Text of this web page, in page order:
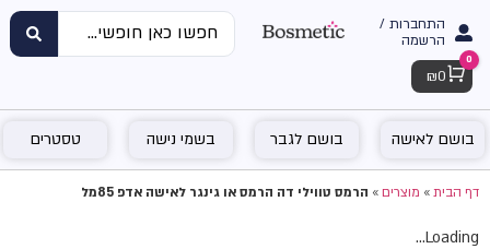
התחברות /
הרשמה
Cart
0
₪ 0
בושם לאישה בושם לגבר בשמי נישה טסטרים
דף הבית»מוצרים»הרמס טווילי דה הרמס או גינגר לאישה אדפ 85מל
Loading...